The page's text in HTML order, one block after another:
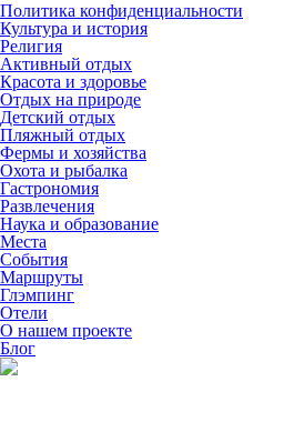
Политика конфиденциальности
Культура и история
Религия
Активный отдых
Красота и здоровье
Отдых на природе
Детский отдых
Пляжный отдых
Фермы и хозяйства
Охота и рыбалка
Гастрономия
Развлечения
Наука и образование
Места
События
Маршруты
Глэмпинг
Отели
О нашем проекте
Блог